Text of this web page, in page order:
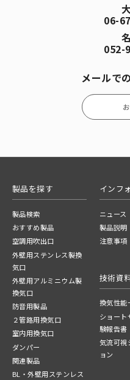
06-
052-
メールで
製品を探す
製品検索
おすすめ製品
空調用吹出口
外壁用ステンレス製換
気口
外壁用アルミニウム製
換気口
防音用製品
２管路用換気口
室内用換気口
ダンパー
関連製品
BL・外壁用ステンレス
インフ
ニュース
製品説明
注意事項
技術資
換気性能
ショート
験報告書
気流可視
ョン